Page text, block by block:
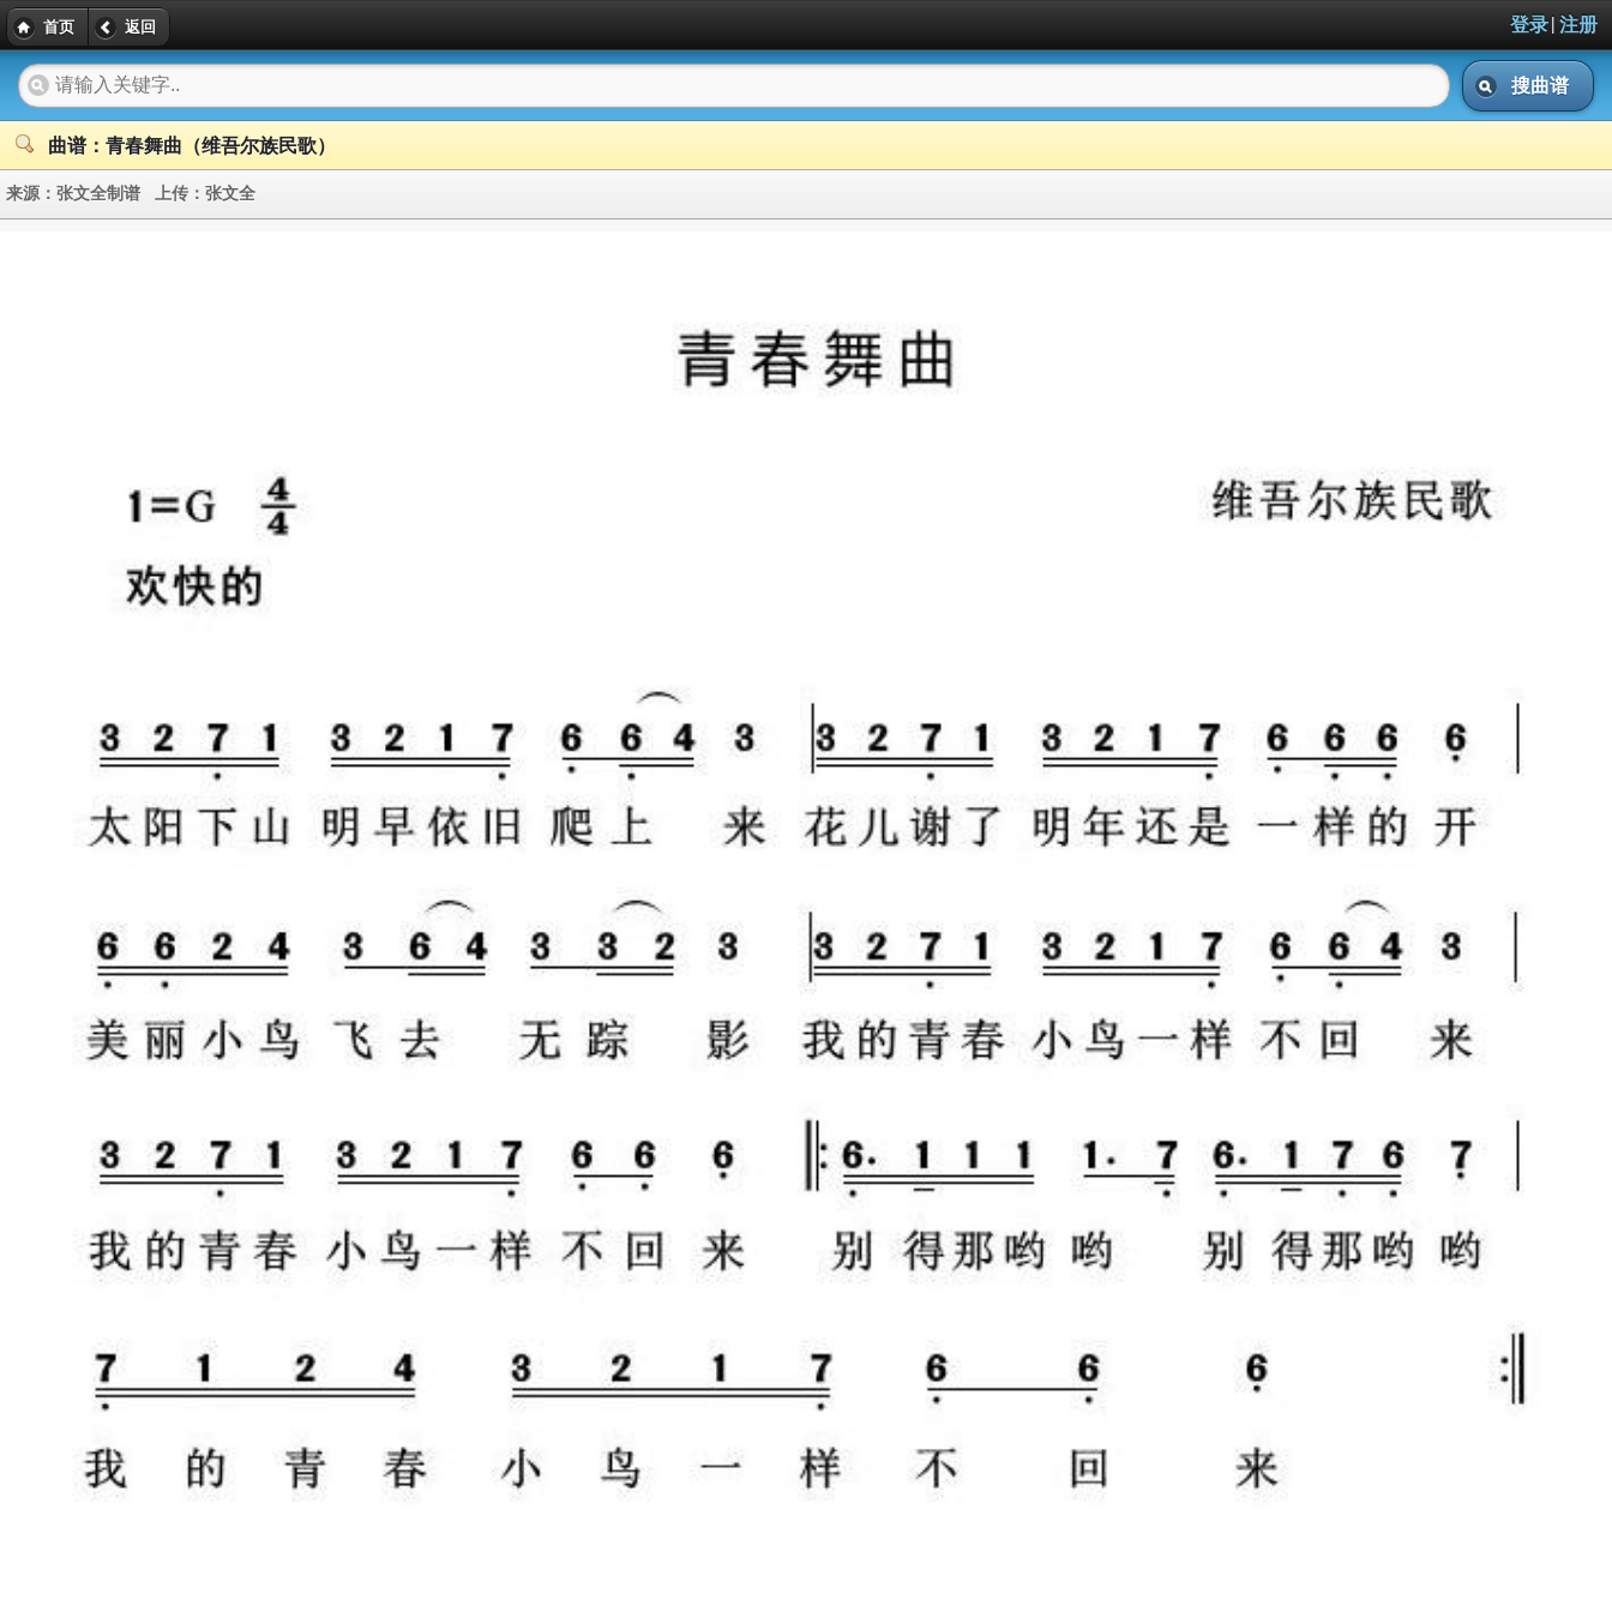
首页 返回 登录| 注册
搜曲谱
曲谱：青春舞曲（维吾尔族民歌）
来源： 张文全制谱 上传： 张文全